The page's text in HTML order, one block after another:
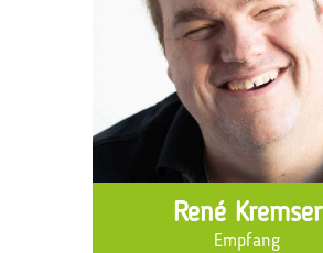
René Kremser
Empfang